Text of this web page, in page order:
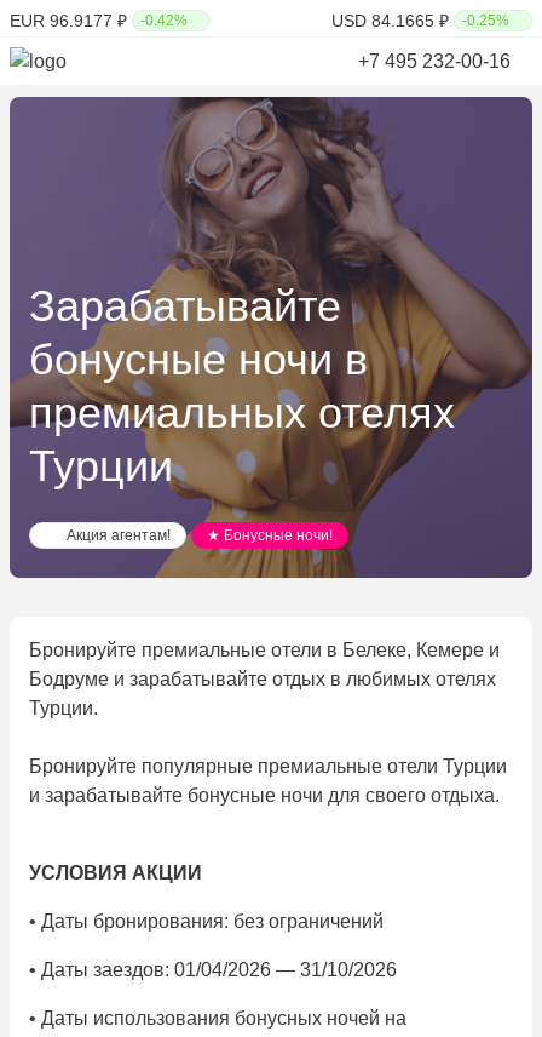
EUR 96.9177 ₽ -0.42% USD 84.1665 ₽ -0.25%
+7 495 232-00-16
Зарабатывайте
бонусные ночи в
премиальных отелях
Турции
Акция агентам! ★ Бонусные ночи!
Бронируйте премиальные отели в Белеке, Кемере и
Бодруме и зарабатывайте отдых в любимых отелях
Турции.
Бронируйте популярные премиальные отели Турции
и зарабатывайте бонусные ночи для своего отдыха.
УСЛОВИЯ АКЦИИ
• Даты бронирования: без ограничений
• Даты заездов: 01/04/2026 — 31/10/2026
• Даты использования бонусных ночей на